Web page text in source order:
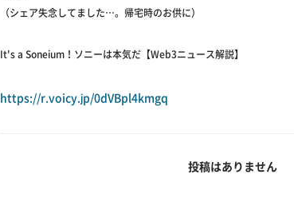
（シェア失念してました…。帰宅時のお供に）
It's a Soneium！ソニーは本気だ【Web3ニュース解説】
https://r.voicy.jp/0dVBpl4kmgq
投稿はありません